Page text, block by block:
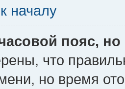
началу
пояс,
что
но время